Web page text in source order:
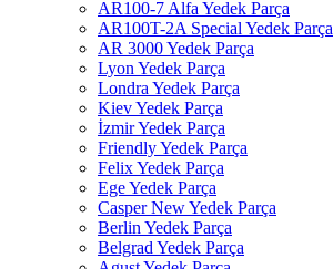
AR100-7 Alfa Yedek Parça
AR100T-2A Special Yedek Parça
AR 3000 Yedek Parça
Lyon Yedek Parça
Londra Yedek Parça
Kiev Yedek Parça
İzmir Yedek Parça
Friendly Yedek Parça
Felix Yedek Parça
Ege Yedek Parça
Casper New Yedek Parça
Berlin Yedek Parça
Belgrad Yedek Parça